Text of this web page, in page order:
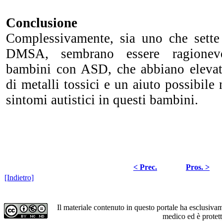
Conclusione
Complessivamente, sia uno che
DMSA, sembrano essere
bambini con ASD, che abbiano
di metalli tossici e un aiuto possibile
sintomi autistici in questi bambini.
< Prec.
Pros. >
[Indietro]
Il materiale contenuto in questo portale ha
medico ed è